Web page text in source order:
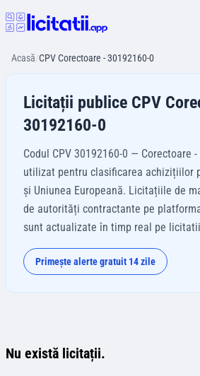
Acasă/CPV Corectoare - 30192160-0
Licitații publice CPV
30192160-0
Codul CPV 30192160-0 — Corectoare
utilizat pentru clasificarea achizițiilor
și Uniunea Europeană. Licitațiile de
de autorități contractante pe
sunt actualizate în timp real pe
Primește alerte gratuit 14 zile
Nu există licitații.